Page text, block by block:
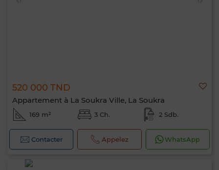
520 000 TND
Appartement à La Soukra Ville, La Soukra
169 m² 3 Ch. 2 Sdb.
Contacter Appelez WhatsApp